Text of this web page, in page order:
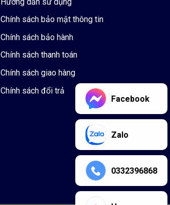
Chính sách bảo mật thông tin
Chính sách bảo hành
Chính sách thanh toán
Chính sách giao hàng
Chính sách đổi trả
Facebook
Zalo
0332396868